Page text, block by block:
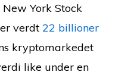
York Stock
er verdt22 billioner
kryptomarkedet
like under en